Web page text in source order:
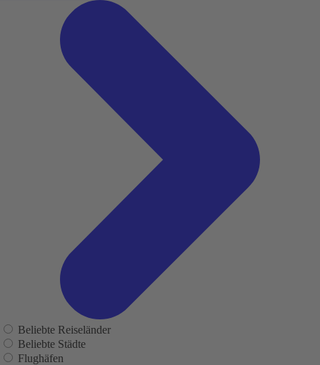
Beliebte Reiseländer
Beliebte Städte
Flughäfen